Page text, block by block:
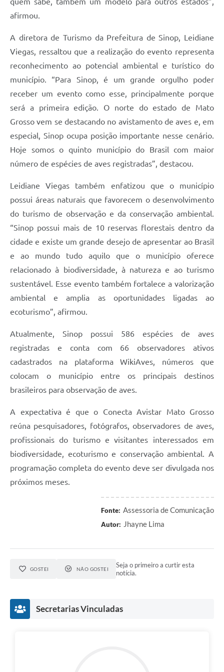
afirmou.
A diretora de Turismo da Prefeitura de Sinop, Leidiane
Viegas, ressaltou que a realização do evento representa
reconhecimento ao potencial ambiental e turístico do
município. “Para Sinop, é um grande orgulho poder
receber um evento como esse, principalmente porque
será a primeira edição. O norte do estado de Mato
Grosso vem se destacando no avistamento de aves e, em
especial, Sinop ocupa posição importante nesse cenário.
Hoje somos o quinto município do Brasil com maior
número de espécies de aves registradas”, destacou.
Leidiane Viegas também enfatizou que o município
possui áreas naturais que favorecem o desenvolvimento
do turismo de observação e da conservação ambiental.
“Sinop possui mais de 10 reservas florestais dentro da
cidade e existe um grande desejo de apresentar ao Brasil
e ao mundo tudo aquilo que o município oferece
relacionado à biodiversidade, à natureza e ao turismo
sustentável. Esse evento também fortalece a valorização
ambiental e amplia as oportunidades ligadas ao
ecoturismo”, afirmou.
Atualmente, Sinop possui 586 espécies de aves
registradas e conta com 66 observadores ativos
cadastrados na plataforma WikiAves, números que
colocam o município entre os principais destinos
brasileiros para observação de aves.
A expectativa é que o Conecta Avistar Mato Grosso
reúna pesquisadores, fotógrafos, observadores de aves,
profissionais do turismo e visitantes interessados em
biodiversidade, ecoturismo e conservação ambiental. A
programação completa do evento deve ser divulgada nos
próximos meses.
Fonte: Assessoria de Comunicação
Autor: Jhayne Lima
GOSTEI NÃO GOSTEI
Seja o primeiro a curtir esta
notícia.
Secretarias Vinculadas